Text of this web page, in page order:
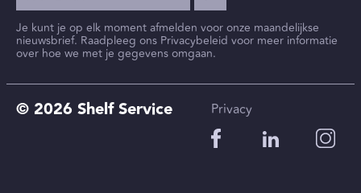
Je kunt je op elk moment afmelden voor onze maandelijkse
nieuwsbrief. Raadpleeg ons Privacybeleid voor meer informatie
over hoe we met je gegevens omgaan.
© 2026 Shelf Service Privacy